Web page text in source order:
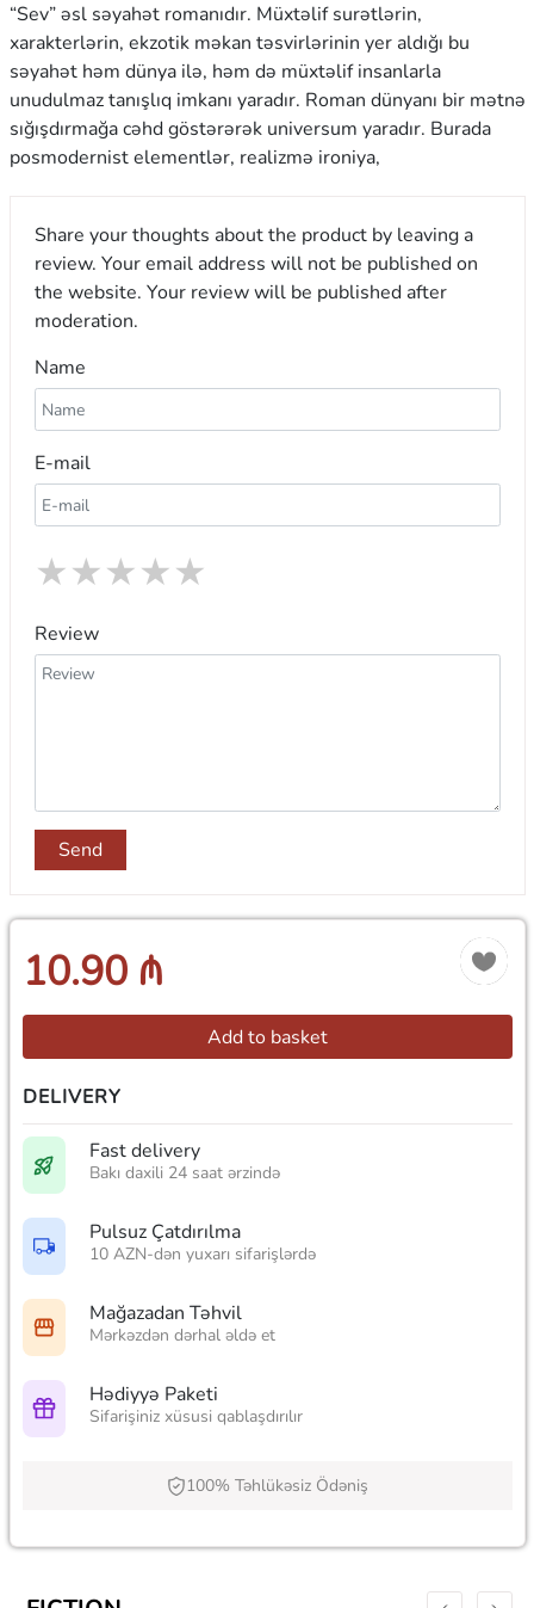
“Sev” əsl səyahət romanıdır. Müxtəlif surətlərin,
xarakterlərin, ekzotik məkan təsvirlərinin yer aldığı bu
səyahət həm dünya ilə, həm də müxtəlif insanlarla
unudulmaz tanışlıq imkanı yaradır. Roman dünyanı bir mətnə
sığışdırmağa cəhd göstərərək universum yaradır. Burada
posmodernist elementlər, realizmə ironiya,
Share your thoughts about the product by leaving a
review. Your email address will not be published on
the website. Your review will be published after
moderation.
Name
E-mail
★
★
★
★
★
Review
Send
10.90 ₼
Add to basket
DELIVERY
Fast delivery
Bakı daxili 24 saat ərzində
Pulsuz Çatdırılma
10 AZN-dən yuxarı sifarişlərdə
Mağazadan Təhvil
Mərkəzdən dərhal əldə et
Hədiyyə Paketi
Sifarişiniz xüsusi qablaşdırılır
100% Təhlükəsiz Ödəniş